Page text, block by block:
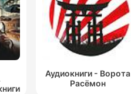
Аудиокниги - Ворота
Расёмон